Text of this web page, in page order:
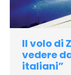
Il volo di
vedere
italiani”